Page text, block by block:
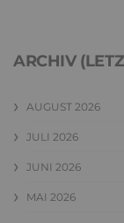
ARCHIV
AUGUST 2026
JULI 2026
JUNI 2026
MAI 2026